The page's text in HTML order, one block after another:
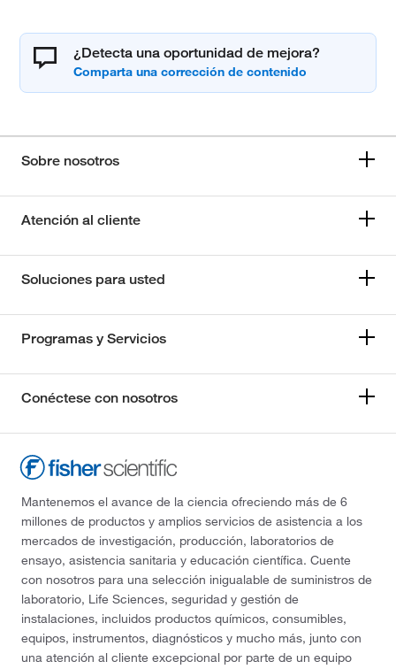
¿Detecta una oportunidad de mejora?
Sobre nosotros
Atención al cliente
Soluciones para usted
Programas y Servicios
Conéctese con nosotros
Mantenemos el avance de la ciencia ofreciendo más de 6
millones de productos y amplios servicios de asistencia a los
mercados de investigación, producción, laboratorios de
ensayo, asistencia sanitaria y educación científica. Cuente
con nosotros para una selección inigualable de suministros de
laboratorio, Life Sciences, seguridad y gestión de
instalaciones, incluidos productos químicos, consumibles,
equipos, instrumentos, diagnósticos y mucho más, junto con
una atención al cliente excepcional por parte de un equipo